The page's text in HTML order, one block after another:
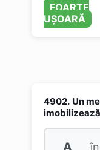
FOARTE
UȘOARĂ
4902. Un
A